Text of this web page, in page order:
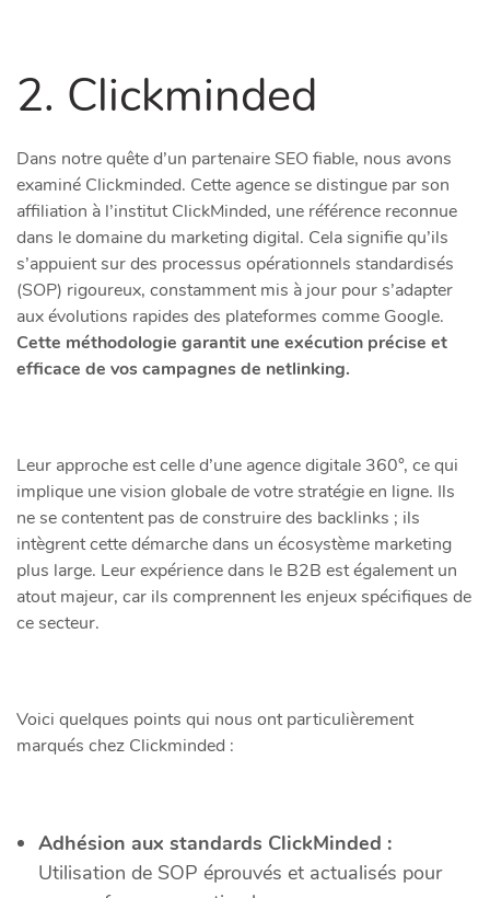
2. Clickminded
Dans notre quête d’un partenaire SEO fiable, nous avons
examiné Clickminded. Cette agence se distingue par son
affiliation à l’institut ClickMinded, une référence reconnue
dans le domaine du marketing digital. Cela signifie qu’ils
s’appuient sur des processus opérationnels standardisés
(SOP) rigoureux, constamment mis à jour pour s’adapter
aux évolutions rapides des plateformes comme Google.
Cette méthodologie garantit une exécution précise et
efficace de vos campagnes de netlinking.
Leur approche est celle d’une agence digitale 360°, ce qui
implique une vision globale de votre stratégie en ligne. Ils
ne se contentent pas de construire des backlinks ; ils
intègrent cette démarche dans un écosystème marketing
plus large. Leur expérience dans le B2B est également un
atout majeur, car ils comprennent les enjeux spécifiques de
ce secteur.
Voici quelques points qui nous ont particulièrement
marqués chez Clickminded :
Adhésion aux standards ClickMinded :
Utilisation de SOP éprouvés et actualisés pour